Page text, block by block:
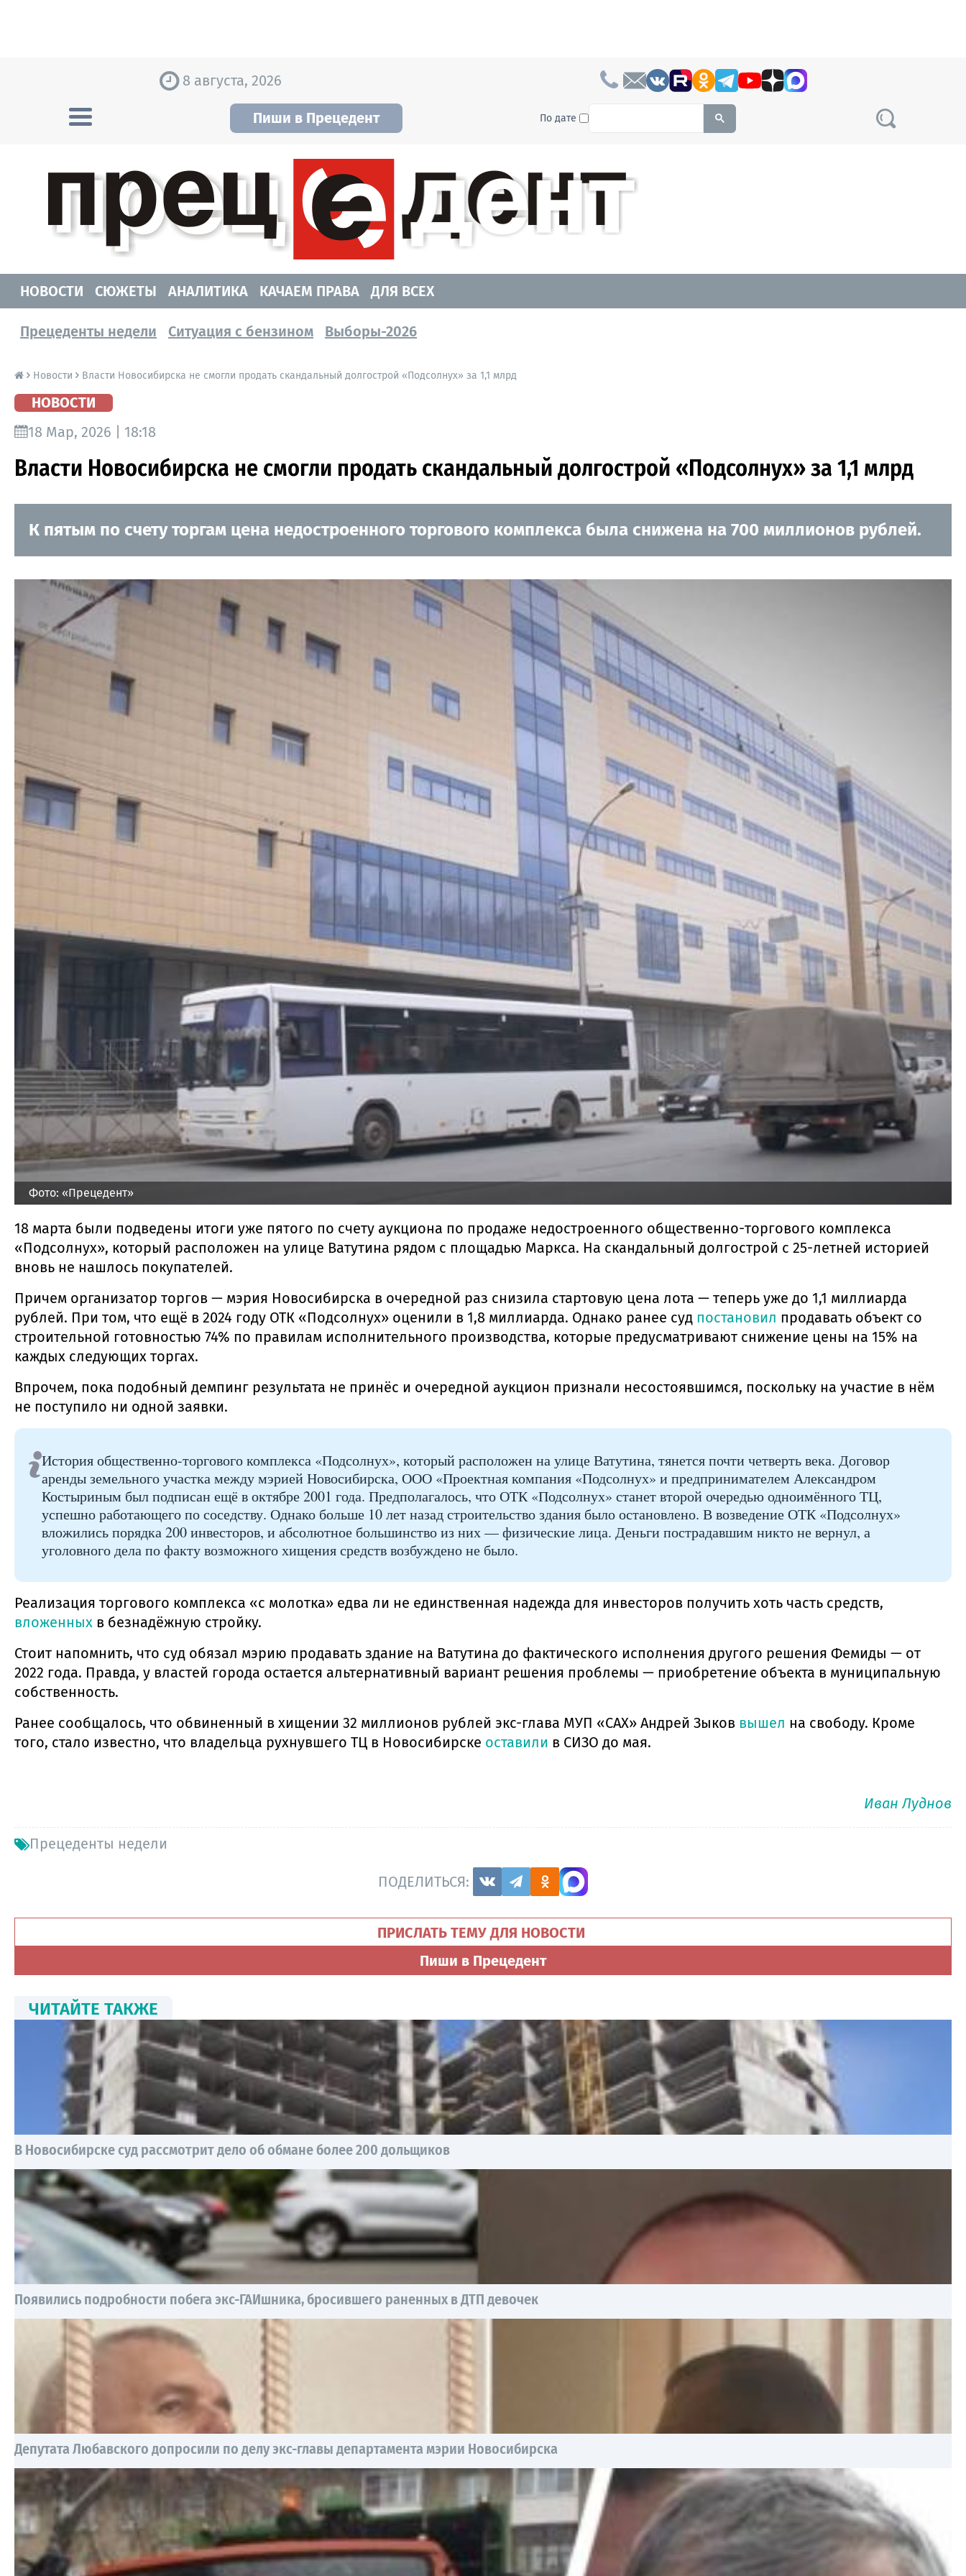
8 августа, 2026
Пиши в Прецедент По дате To search this site, enter a search term
НОВОСТИ
СЮЖЕТЫ АНАЛИТИКА КАЧАЕМ ПРАВА ДЛЯ ВСЕХ
Прецеденты недели Ситуация с бензином Выборы-2026
Новости Власти Новосибирска не смогли продать скандальный долгострой «Подсолнух» за 1,1 млрд
НОВОСТИ
18 Мар, 2026 | 18:18
Власти Новосибирска не смогли продать скандальный долгострой «Подсолнух» за 1,1 млрд
К пятым по счету торгам цена недостроенного торгового комплекса была снижена на 700 миллионов рублей.
Фото: «Прецедент»
18 марта были подведены итоги уже пятого по счету аукциона по продаже недостроенного общественно-торгового комплекса
«Подсолнух», который расположен на улице Ватутина рядом с площадью Маркса. На скандальный долгострой с 25-летней историей
вновь не нашлось покупателей.
Причем организатор торгов — мэрия Новосибирска в очередной раз снизила стартовую цена лота — теперь уже до 1,1 миллиарда
рублей. При том, что ещё в 2024 году ОТК «Подсолнух» оценили в 1,8 миллиарда. Однако ранее суд постановил продавать объект со
строительной готовностью 74% по правилам исполнительного производства, которые предусматривают снижение цены на 15% на
каждых следующих торгах.
Впрочем, пока подобный демпинг результата не принёс и очередной аукцион признали несостоявшимся, поскольку на участие в нём
не поступило ни одной заявки.
История общественно-торгового комплекса «Подсолнух», который расположен на улице Ватутина, тянется почти четверть века. Договор
аренды земельного участка между мэрией Новосибирска, ООО «Проектная компания «Подсолнух» и предпринимателем Александром
Костыриным был подписан ещё в октябре 2001 года. Предполагалось, что ОТК «Подсолнух» станет второй очередью одноимённого ТЦ,
успешно работающего по соседству. Однако больше 10 лет назад строительство здания было остановлено. В возведение ОТК «Подсолнух»
вложились порядка 200 инвесторов, и абсолютное большинство из них — физические лица. Деньги пострадавшим никто не вернул, а
уголовного дела по факту возможного хищения средств возбуждено не было.
Реализация торгового комплекса «с молотка» едва ли не единственная надежда для инвесторов получить хоть часть средств,
вложенных в безнадёжную стройку.
Стоит напомнить, что суд обязал мэрию продавать здание на Ватутина до фактического исполнения другого решения Фемиды — от
2022 года. Правда, у властей города остается альтернативный вариант решения проблемы — приобретение объекта в муниципальную
собственность.
Ранее сообщалось, что обвиненный в хищении 32 миллионов рублей экс-глава МУП «САХ» Андрей Зыков вышел на свободу. Кроме
того, стало известно, что владельца рухнувшего ТЦ в Новосибирске оставили в СИЗО до мая.
Иван Луднов
Прецеденты недели
ПОДЕЛИТЬСЯ:
ПРИСЛАТЬ ТЕМУ ДЛЯ НОВОСТИ
Пиши в Прецедент
ЧИТАЙТЕ ТАКЖЕ
В Новосибирске суд рассмотрит дело об обмане более 200 дольщиков
Появились подробности побега экс-ГАИшника, бросившего раненных в ДТП девочек
Депутата Любавского допросили по делу экс-главы департамента мэрии Новосибирска